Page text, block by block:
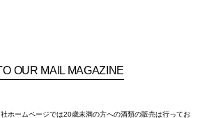
OUR MAIL MAGAZINE
ホームページでは20歳未満の方への酒類の販売は行ってお